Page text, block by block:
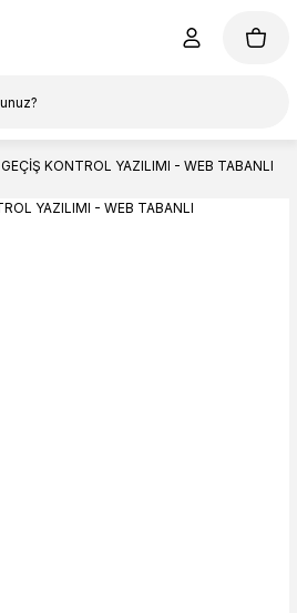
GEÇİŞ KONTROL YAZILIMI - WEB TABANLI